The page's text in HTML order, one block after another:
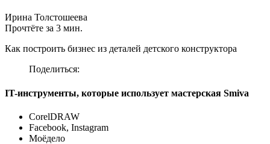
Ирина Толстошеева
Прочтёте за 3 мин.
Как построить бизнес из деталей детского конструктора
Поделиться:
IT-инструменты, которые использует мастерская Smiva
CorelDRAW
Facebook, Instagram
Моёдело